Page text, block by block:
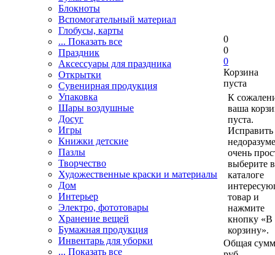
Блокноты
Вспомогательный материал
Глобусы, карты
... Показать все
Праздник
Аксессуары для праздника
Открытки
Сувенирная продукция
Упаковка
Шары воздушные
Досуг
Игры
Книжки детские
Пазлы
Творчество
Художественные краски и материалы
Дом
Интерьер
Электро, фототовары
Хранение вещей
Бумажная продукция
Инвентарь для уборки
... Показать все
0
0
0
Корзина
пуста
К
ваша
пуста.
Исправить
очень
выберите в
каталоге
товар и
нажмите
кнопку «В
корзину».
Общая